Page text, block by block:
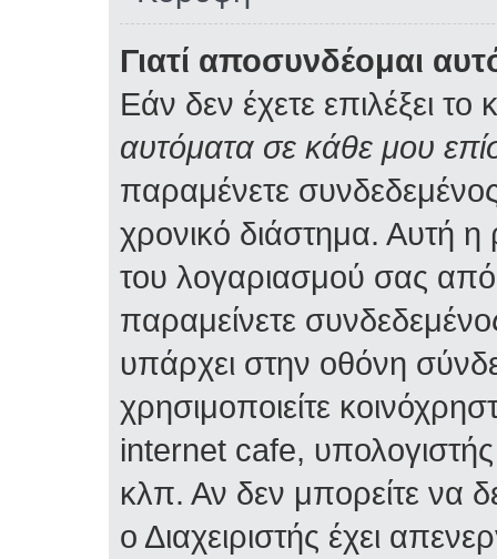
Γιατί αποσυνδέομαι
Εάν δεν έχετε επιλέξει το
αυτόματα σε κάθε μου
παραμένετε
χρονικό διάστημα. Αυτή
του λογαριασμού σας
παραμείνετε
υπάρχει στην οθόνη
χρησιμοποιείτε
internet cafe,
κλπ. Αν δεν μπορείτε να
ο Διαχειριστής έχει